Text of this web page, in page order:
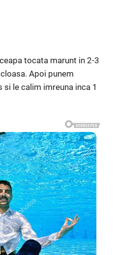
tocata marunt in 2-3
Apoi punem
le calim imreuna inca 1